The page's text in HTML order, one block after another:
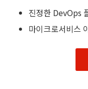
진정한 DevOps
마이크로서비스